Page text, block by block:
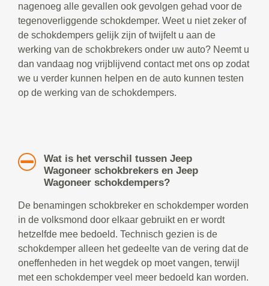
nagenoeg alle gevallen ook gevolgen gehad voor de
tegenoverliggende schokdemper. Weet u niet zeker of
de schokdempers gelijk zijn of twijfelt u aan de
werking van de schokbrekers onder uw auto? Neemt u
dan vandaag nog vrijblijvend contact met ons op zodat
we u verder kunnen helpen en de auto kunnen testen
op de werking van de schokdempers.
Wat is het verschil tussen Jeep
Wagoneer schokbrekers en Jeep
Wagoneer schokdempers?
De benamingen schokbreker en schokdemper worden
in de volksmond door elkaar gebruikt en er wordt
hetzelfde mee bedoeld. Technisch gezien is de
schokdemper alleen het gedeelte van de vering dat de
oneffenheden in het wegdek op moet vangen, terwijl
met een schokdemper veel meer bedoeld kan worden.